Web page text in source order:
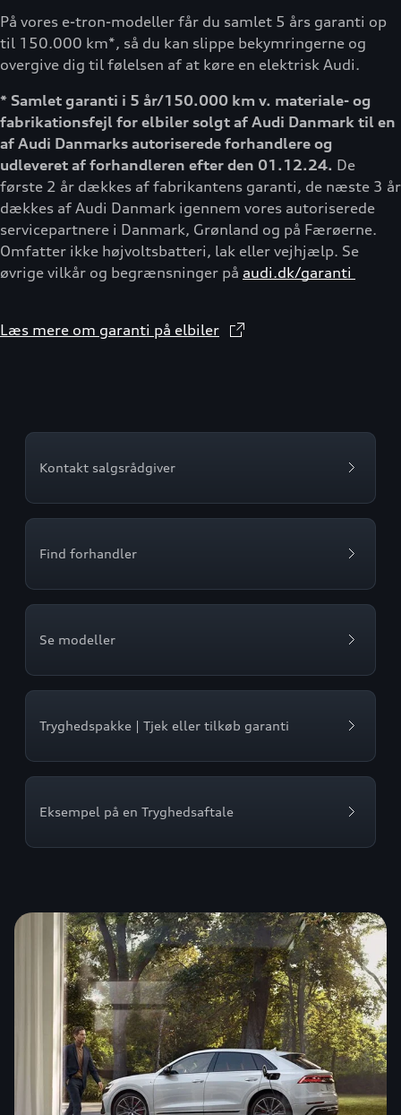
På vores e-tron-modeller får du samlet 5 års garanti op
til 150.000 km*, så du kan slippe bekymringerne og
overgive dig til følelsen af at køre en elektrisk Audi.
* Samlet garanti i 5 år/150.000 km v. materiale- og
fabrikationsfejl for elbiler solgt af Audi Danmark til en
af Audi Danmarks autoriserede forhandlere og
udleveret af forhandleren efter den 01.12.24. De
første 2 år dækkes af fabrikantens garanti, de næste 3 år
dækkes af Audi Danmark igennem vores autoriserede
servicepartnere i Danmark, Grønland og på Færøerne.
Omfatter ikke højvoltsbatteri, lak eller vejhjælp. Se
øvrige vilkår og begrænsninger på audi.dk/garanti
Læs mere om garanti på elbiler
Kontakt salgsrådgiver
Find forhandler
Se modeller
Tryghedspakke | Tjek eller tilkøb garanti
Eksempel på en Tryghedsaftale